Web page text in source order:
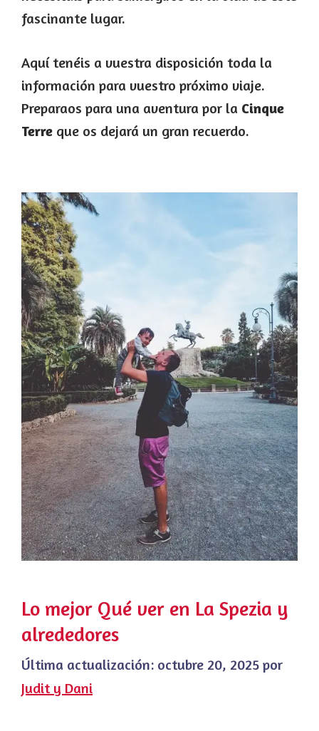
fascinante lugar.
Aquí tenéis a vuestra disposición toda la
información para vuestro próximo viaje.
Preparaos para una aventura por la Cinque
Terre que os dejará un gran recuerdo.
Lo mejor Qué ver en La Spezia y
alrededores
Última actualización: octubre 20, 2025 por
Judit y Dani